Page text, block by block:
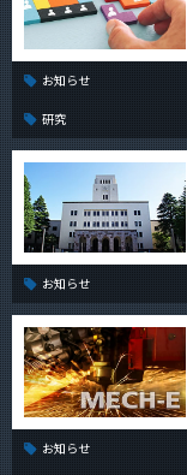
お知らせ
研究
お知らせ
お知らせ